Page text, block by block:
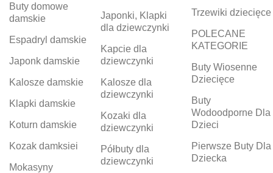
Buty domowe
damskie
Espadryl damskie
Japonk damskie
Kalosze damskie
Klapki damskie
Koturn damskie
Kozak damksiei
Mokasyny
Japonki, Klapki
dla dziewczynki
Kapcie dla
dziewczynki
Kalosze dla
dziewczynki
Kozaki dla
dziewczynki
Półbuty dla
dziewczynki
Trzewiki dziecięce
POLECANE
KATEGORIE
Buty Wiosenne
Dziecięce
Buty
Wodoodporne Dla
Dzieci
Pierwsze Buty Dla
Dziecka